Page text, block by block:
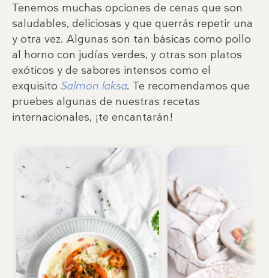
Tenemos muchas opciones de cenas que son
saludables, deliciosas y que querrás repetir una
y otra vez. Algunas son tan básicas como pollo
al horno con judías verdes, y otras son platos
exóticos y de sabores intensos como el
exquisito Salmon laksa. Te recomendamos que
pruebes algunas de nuestras recetas
internacionales, ¡te encantarán!